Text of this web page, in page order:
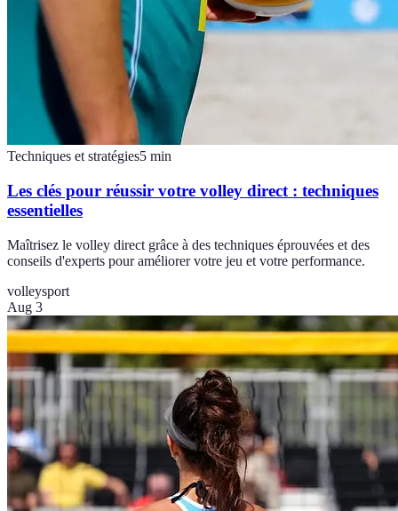
Techniques et stratégies5 min
Les clés pour réussir votre volley direct : techniques
essentielles
Maîtrisez le volley direct grâce à des techniques éprouvées et des
conseils d'experts pour améliorer votre jeu et votre performance.
volleysport
Aug 3